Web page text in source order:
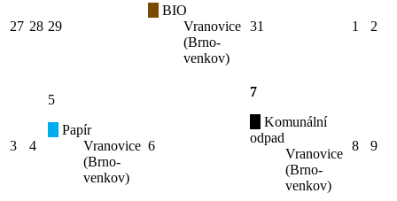
27 28 29
BIO
Vranovice
(Brno-
venkov)
31 1 2
3 4
5
Papír
Vranovice
(Brno-
venkov)
6
7
Komunální
odpad
Vranovice
(Brno-
venkov)
8 9